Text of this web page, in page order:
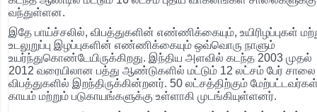
வந்துள்ளன.
இதே பாய்ச்சலில், விபத்துகளின் எண்ணிக்கையும், உயிரிழப்புகள்
உடலுறுப்பு இழப்புகளின் எண்ணிக்கையும் ஒவ்வொரு நாளும்
உயர்ந்துகொண்டேயிருக்கிறது. இந்திய அளவில் கடந்த 2003 முதல்
2012 வரையிலான பத்து ஆண்டுகளில் மட்டும் 12 லட்சம் பேர் சாலை
விபத்துகளில் இறந்திருக்கின்றனர். 50 லட்சத்திற்கும்
காயம் மற்றும் படுகாயங்களுக்கு உள்ளாகி முடங்கியுள்ளனர்.